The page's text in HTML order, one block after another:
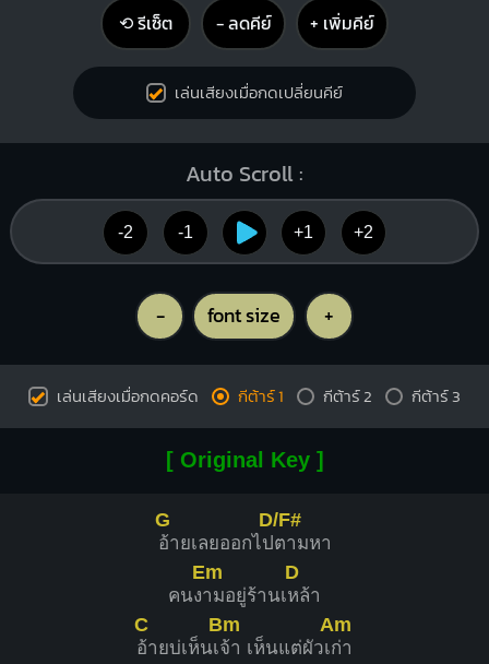
⟲ รีเซ็ต − ลดคีย์ + เพิ่มคีย์
เล่นเสียงเมื่อกดเปลี่ยนคีย์
Auto Scroll :
-2 -1 +1 +2
- font size +
เล่นเสียงเมื่อกดคอร์ด กีต้าร์ 1 กีต้าร์ 2 กีต้าร์ 3
[ Original Key ]
G
อ้ายเลยออกไป
D/F#
ตามหา
คนง
Em
ามอยู่ร้านเ
D
หล้า
C
อ้ายบ่เห็นเ
Bm
จ้า เห็นแต่ผัวเ
Am
ก่า